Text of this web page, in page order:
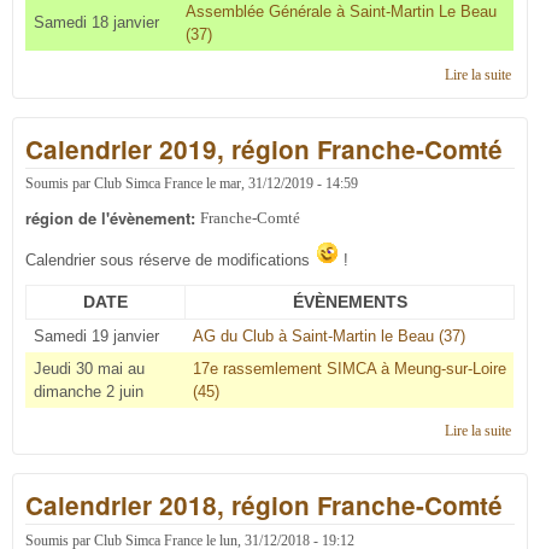
Samedi 18 janvier
Assemblée Générale à Saint-Martin Le Beau
(37)
Lire la suitede
Calendrier 2019, région Franche-Comté
Soumis par Club Simca France le mar, 31/12/2019 - 14:59
région de l'évènement: Franche-Comté
Calendrier sous réserve de modifications !
DATE ÉVÈNEMENTS
Samedi 19 janvier
AG du Club à Saint-Martin le Beau (37)
Jeudi 30 mai au
dimanche 2 juin
17e rassemlement SIMCA à Meung-sur-Loire
(45)
Lire la suitede
Calendrier 2018, région Franche-Comté
Soumis par Club Simca France le lun, 31/12/2018 - 19:12